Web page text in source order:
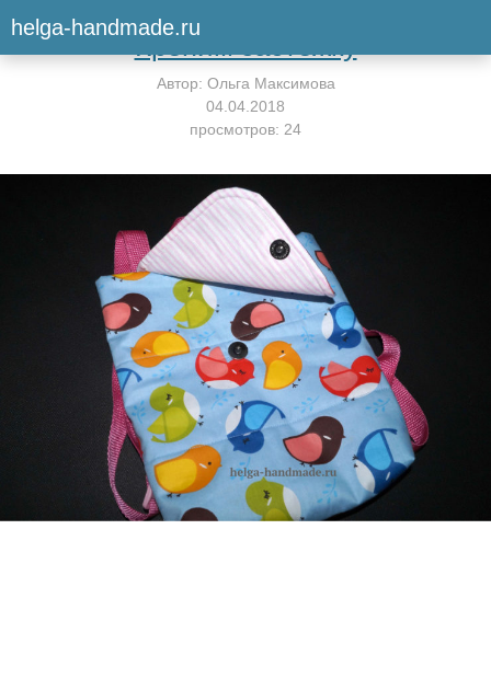
helga-handmade.ruВернуться к мастер-классу
Крепим застежку
Автор: Ольга Максимова
04.04.2018
просмотров: 24